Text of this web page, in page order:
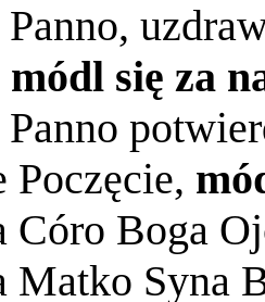
módl się za
Poczęcie,
Córo Boga
Matko Syna